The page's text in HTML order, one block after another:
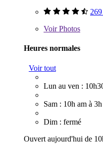
VoirPhotos
Heures normales
Voir tout
Lun au ven :
Sam : 10h am à
Dim : fermé
Ouvert aujourd'hui de